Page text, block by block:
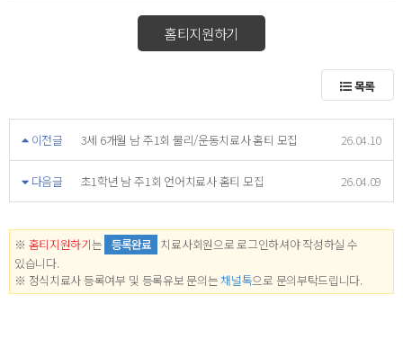
홈티지원하기
목록
이전글 3세 6개월 남 주1회 물리/운동치료사 홈티 모집 26.04.10
다음글 초1학년 남 주1회 언어치료사 홈티 모집 26.04.09
※ 홈티지원하기는 등록완료 치료사회원으로 로그인하셔야 작성하실 수
있습니다.
※ 정식치료사 등록여부 및 등록유보 문의는 채널톡으로 문의부탁드립니다.